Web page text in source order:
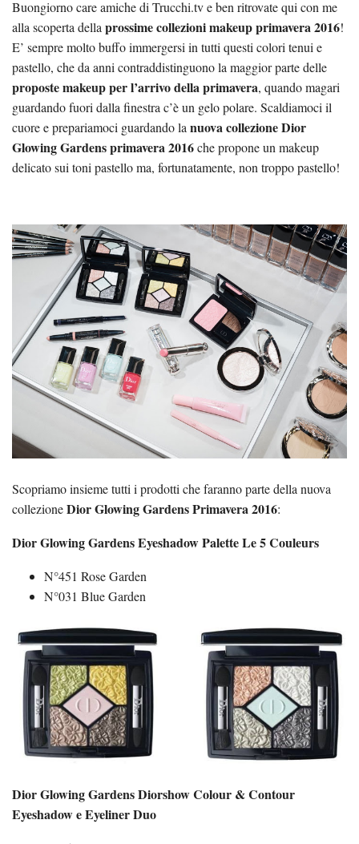
Buongiorno care amiche di Trucchi.tv e ben ritrovate qui con me
alla scoperta della prossime collezioni makeup primavera 2016!
E’ sempre molto buffo immergersi in tutti questi colori tenui e
pastello, che da anni contraddistinguono la maggior parte delle
proposte makeup per l’arrivo della primavera, quando magari
guardando fuori dalla finestra c’è un gelo polare. Scaldiamoci il
cuore e prepariamoci guardando la nuova collezione Dior
Glowing Gardens primavera 2016che propone un makeup
delicato sui toni pastello ma, fortunatamente, non troppo pastello!
Scopriamo insieme tutti i prodotti che faranno parte della nuova
collezioneDior Glowing Gardens Primavera 2016:
Dior Glowing Gardens Eyeshadow Palette Le 5 Couleurs
N°451 Rose Garden
N°031 Blue Garden
Dior Glowing Gardens Diorshow Colour & Contour
Eyeshadow e Eyeliner Duo